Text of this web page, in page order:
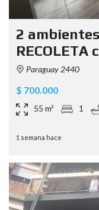
2
RECOLETA
Paraguay 2440
$ 700.000
55 m² 1
1 semana hace